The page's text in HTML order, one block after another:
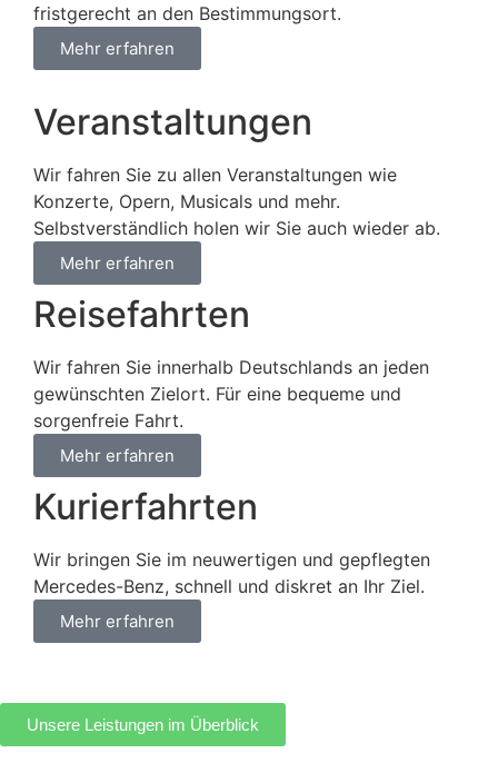
fristgerecht an den Bestimmungsort.
Mehr erfahren
Veranstaltungen
Wir fahren Sie zu allen Veranstaltungen wie
Konzerte, Opern, Musicals und mehr.
Selbstverständlich holen wir Sie auch wieder ab.
Mehr erfahren
Reisefahrten
Wir fahren Sie innerhalb Deutschlands an jeden
gewünschten Zielort. Für eine bequeme und
sorgenfreie Fahrt.
Mehr erfahren
Kurierfahrten
Wir bringen Sie im neuwertigen und gepflegten
Mercedes-Benz, schnell und diskret an Ihr Ziel.
Mehr erfahren
Unsere Leistungen im Überblick